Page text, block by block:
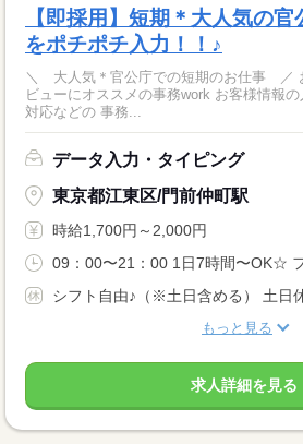
【即採用】短期＊大人気の
をポチポチ入力！！♪
＼ 大人気＊官公庁での短期のお仕事 ／ お任せするのは ▼事務デ
ビューにオススメの事務work お客様情報
対応などの 事務...
データ入力・タイピング
東京都江東区/門前仲町駅
時給1,700円～2,000円
09：00〜21：00 1日7時間〜OK☆
シフト自由♪（※土日含める） 土日
もっと見る
求人詳細を見る